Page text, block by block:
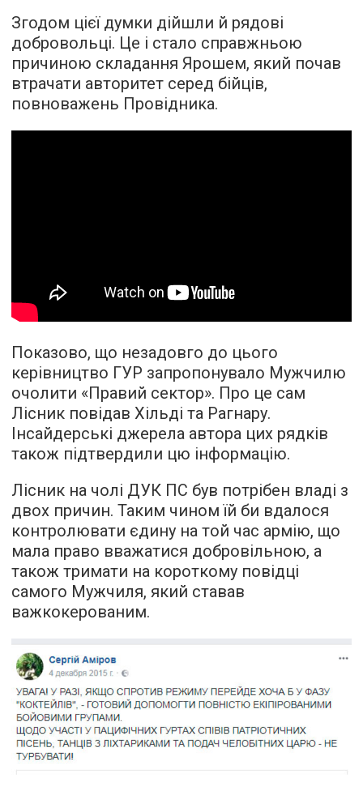
Згодом цієї думки дійшли й рядові
добровольці. Це і стало справжньою
причиною складання Ярошем, який почав
втрачати авторитет серед бійців,
повноважень Провідника.
Показово, що незадовго до цього
керівництво ГУР запропонувало Мужчилю
очолити «Правий сектор». Про це сам
Лісник повідав Хільді та Рагнару.
Інсайдерські джерела автора цих рядків
також підтвердили цю інформацію.
Лісник на чолі ДУК ПС був потрібен владі з
двох причин. Таким чином їй би вдалося
контролювати єдину на той час армію, що
мала право вважатися добровільною, а
також тримати на короткому повідці
самого Мужчиля, який ставав
важкокерованим.